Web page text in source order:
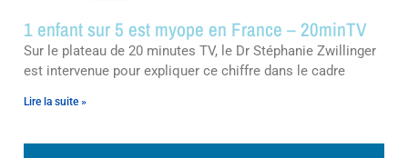
1 enfant sur 5 est myope en France – 20minTV
Sur le plateau de 20 minutes TV, le Dr Stéphanie Zwillinger
est intervenue pour expliquer ce chiffre dans le cadre
Lire la suite »